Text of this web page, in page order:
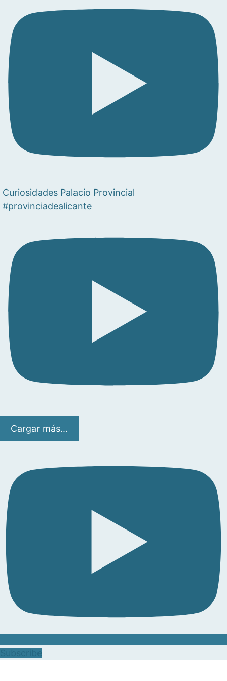
Curiosidades Palacio Provincial
#provinciadealicante
Cargar más...